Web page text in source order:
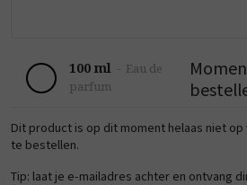
100 ml - Eau de
parfum
Dit product is op dit moment helaas niet
te bestellen.
Tip: laat je e-mailadres achter en ontvang